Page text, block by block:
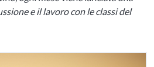
e il lavoro con le classi del